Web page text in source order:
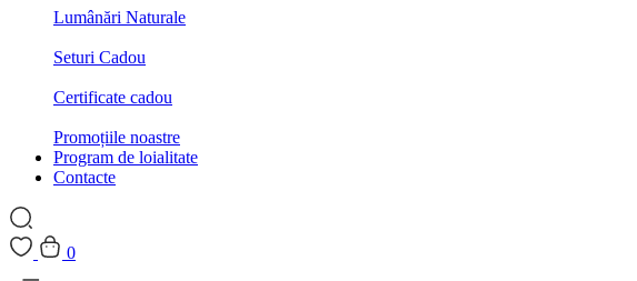
Lumânări Naturale
Seturi Cadou
Certificate cadou
Promoțiile noastre
Program de loialitate
Contacte
0